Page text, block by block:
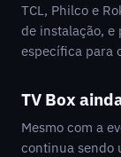
TCL, Philco e
de instalação, e
específica para
TV Box
Mesmo com a
continua sendo